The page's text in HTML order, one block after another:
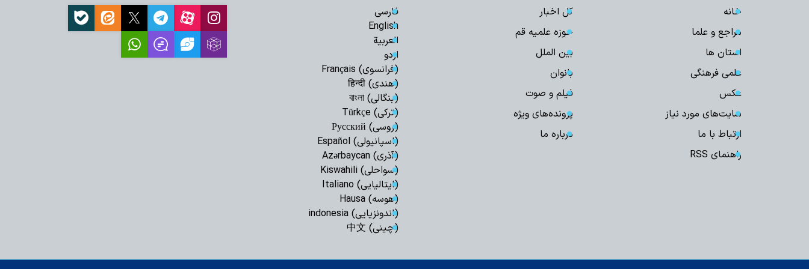
اجرای قانون حجاب، نیازمند اقدام عملی
مدیریت تنگه هرمز اهرم اقتدار جمهوری
رهبری حکیمانه مقام معظم رهبری،
شکستن غرور استکبار و نماد بیداری…
ایستادگی و مقاومت ملت ایران، عامل
عقب‌نشینی دشمن و حفظ عزت و اقتدار…
همبستگی ملی، حیاتی‌ترین ضرورت امروز
خانه
کل اخبار
مراجع و علما
حوزه علمیه قم
استان ها
بین الملل
علمی فرهنگی
بانوان
عکس
فیلم و صوت
سایت‌های مورد نیاز
پرونده‌های ویژه
ارتباط با ما
درباره ما
راهنمای RSS
فارسی
English
العربیة
اردو
(فرانسوی) Français
(هندی) हिन्दी
(بنگالی) বাংলা
(ترکی) Türkçe
(روسی) Русский
(اسپانیولی) Español
(آذری) Azərbaycan
(سواحلی) Kiswahili
(ایتالیایی) Italiano
(هوسه) Hausa
(اندونزیایی) indonesia
(چینی) 中文